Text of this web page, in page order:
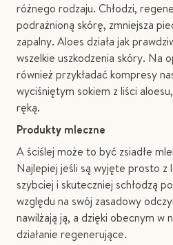
różnego rodzaju. Chłodzi,
podrażnioną skórę, zmniejsza
zapalny. Aloes działa jak
wszelkie uszkodzenia skóry. Na
również przykładać kompresy
wyciśniętym sokiem z liści
ręką.
Produkty mleczne
A ściślej może to być zsiadłe
Najlepiej jeśli są wyjęte prosto z
szybciej i skuteczniej schłodzą
względu na swój zasadowy
nawilżają ją, a dzięki obecnym w
działanie regenerujące.